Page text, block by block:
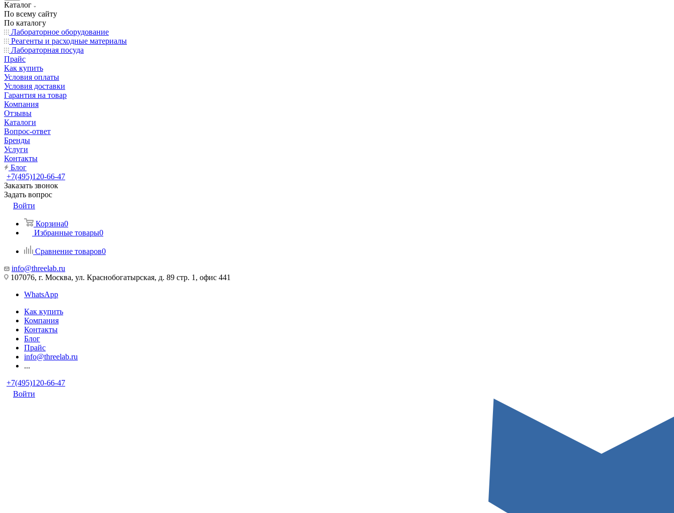
Каталог
По всему сайту
По каталогу
Лабораторное оборудование
Реагенты и расходные материалы
Лабораторная посуда
Прайс
Как купить
Условия оплаты
Условия доставки
Гарантия на товар
Компания
Отзывы
Каталоги
Вопрос-ответ
Бренды
Услуги
Контакты
Блог
+7(495)120-66-47
Заказать звонок
Задать вопрос
Войти
Корзина0
Избранные товары0
Сравнение товаров0
info@threelab.ru
107076, г. Москва, ул. Краснобогатырская, д. 89 стр. 1, офис 441
WhatsApp
Как купить
Компания
Контакты
Блог
Прайс
info@threelab.ru
...
+7(495)120-66-47
Войти